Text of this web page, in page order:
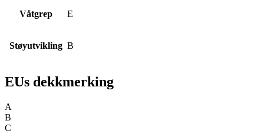
Våtgrep E
Støyutvikling B
EUs dekkmerking
A
B
C